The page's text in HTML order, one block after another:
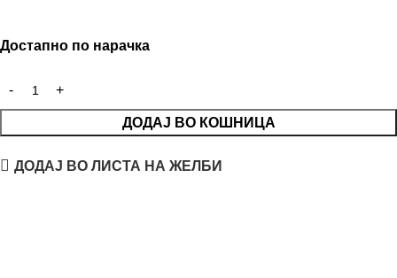
Достапно по нарачка
ДОДАЈ ВО КОШНИЦА
ДОДАЈ ВО ЛИСТА НА ЖЕЛБИ